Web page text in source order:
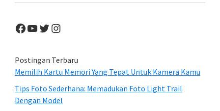
website
Facebook
YouTube
Twitter
Instagram
Postingan Terbaru
Memilih Kartu Memori Yang Tepat Untuk Kamera Kamu
Tips Foto Sederhana: Memadukan Foto Light Trail
Dengan Model